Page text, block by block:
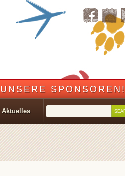
UNSERE SPONSOREN!
Aktuelles